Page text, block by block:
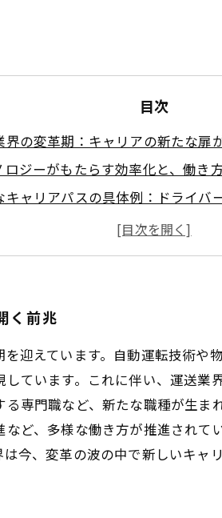
目次
界の変革期：キャリアの新たな扉
ロジーがもたらす効率化と、働き
キャリアパスの具体例：ドライバ
境の改善が広げる働きやすさと従
運送業界：持続可能で魅力あるキ
る運送業界で見つける、自分らし
く前兆
迎えています。自動運転技術
ています。これに伴い、運送
専門職など、新たな職種が生
ど、多様な働き方が推進され
今、変革の波の中で新しいキ